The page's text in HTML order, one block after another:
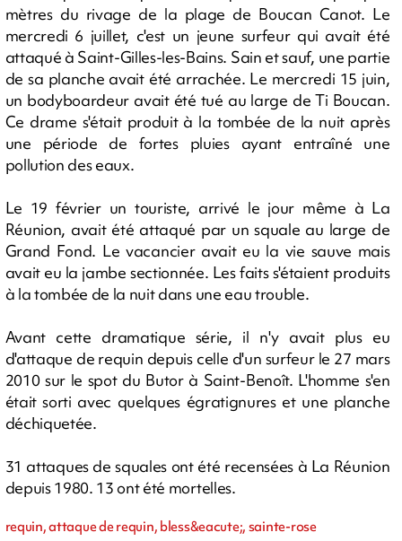
mètres du rivage de la plage de Boucan Canot. Le
mercredi 6 juillet, c'est un jeune surfeur qui avait été
attaqué à Saint-Gilles-les-Bains. Sain et sauf, une partie
de sa planche avait été arrachée. Le mercredi 15 juin,
un bodyboardeur avait été tué au large de Ti Boucan.
Ce drame s'était produit à la tombée de la nuit après
une période de fortes pluies ayant entraîné une
pollution des eaux.
Le 19 février un touriste, arrivé le jour même à La
Réunion, avait été attaqué par un squale au large de
Grand Fond. Le vacancier avait eu la vie sauve mais
avait eu la jambe sectionnée. Les faits s'étaient produits
à la tombée de la nuit dans une eau trouble.
Avant cette dramatique série, il n'y avait plus eu
d'attaque de requin depuis celle d'un surfeur le 27 mars
2010 sur le spot du Butor à Saint-Benoît. L'homme s'en
était sorti avec quelques égratignures et une planche
déchiquetée.
31 attaques de squales ont été recensées à La Réunion
depuis 1980. 13 ont été mortelles.
requin, attaque de requin, bless&eacute;, sainte-rose